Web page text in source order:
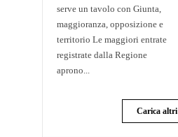
serve un tavolo con Giunta,
maggioranza, opposizione e
territorio Le maggiori entrate
registrate dalla Regione
aprono...
Carica altri